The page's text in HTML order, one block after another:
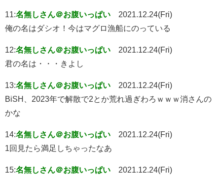
11:名無しさん＠お腹いっぱい
2021.12.24(Fri)
俺の名はダシオ！今はマグロ漁船にのっている
12:名無しさん＠お腹いっぱい
2021.12.24(Fri)
君の名は・・・きよし
13:名無しさん＠お腹いっぱい
2021.12.24(Fri)
BiSH、2023年で解散で2とか荒れ過ぎわろｗｗｗ消さんの
かな
14:名無しさん＠お腹いっぱい
2021.12.24(Fri)
1回見たら満足しちゃったなあ
15:名無しさん＠お腹いっぱい
2021.12.24(Fri)